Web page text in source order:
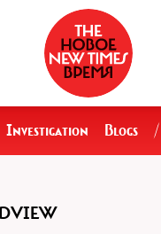
Investigation Blogs /